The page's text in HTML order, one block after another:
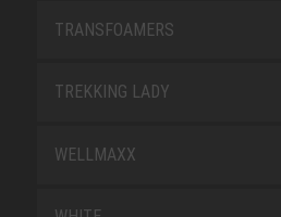
TRANSFOAMERS
TREKKING LADY
WELLMAXX